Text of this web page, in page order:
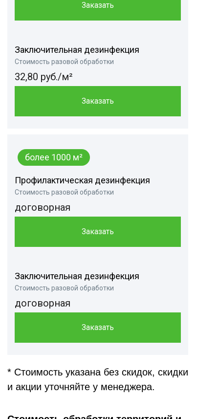
Заказать
Заключительная дезинфекция
Стоимость разовой обработки
32,80 руб./м²
Заказать
более 1000 м²
Профилактическая дезинфекция
Стоимость разовой обработки
договорная
Заказать
Заключительная дезинфекция
Стоимость разовой обработки
договорная
Заказать
* Стоимость указана без скидок, скидки
и акции уточняйте у менеджера.